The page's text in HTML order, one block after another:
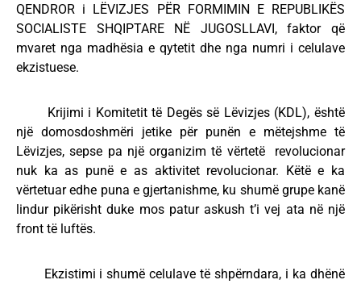
QENDROR i LËVIZJES PËR FORMIMIN E REPUBLIKËS
SOCIALISTE SHQIPTARE NË JUGOSLLAVI, faktor që
mvaret nga madhësia e qytetit dhe nga numri i celulave
ekzistuese.
Krijimi i Komitetit të Degës së Lëvizjes (KDL), është
një domosdoshmëri jetike për punën e mëtejshme të
Lëvizjes, sepse pa një organizim të vërtetë revolucionar
nuk ka as punë e as aktivitet revolucionar. Këtë e ka
vërtetuar edhe puna e gjertanishme, ku shumë grupe kanë
lindur pikërisht duke mos patur askush t’i vej ata në një
front të luftës.
Ekzistimi i shumë celulave të shpërndara, i ka dhënë